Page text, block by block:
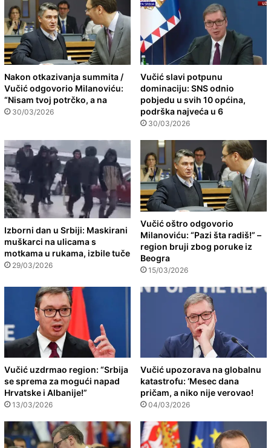
Nakon otkazivanja summita /
Vučić odgovorio Milanoviću:
“Nisam tvoj potrčko, a na
30/03/2026
Vučić slavi potpunu
dominaciju: SNS odnio
pobjedu u svih 10 općina,
podrška najveća u 6
30/03/2026
Izborni dan u Srbiji: Maskirani
muškarci na ulicama s
motkama u rukama, izbile tuče
29/03/2026
Vučić oštro odgovorio
Milanoviću: “Pazi šta radiš!” –
region bruji zbog poruke iz
Beogra
15/03/2026
Vučić uzdrmao region: “Srbija
se sprema za mogući napad
Hrvatske i Albanije!”
13/03/2026
Vučić upozorava na globalnu
katastrofu: ‘Mesec dana
pričam, a niko nije verovao!
04/03/2026